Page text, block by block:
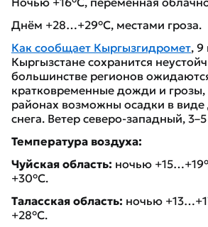
Днём +28…+29°C, местами гроза.
Как сообщает Кыргызгидромет, 9
Кыргызстане сохранится
большинстве регионов
кратковременные дожди и грозы,
районах возможны осадки в
снега. Ветер северо-западный,
Температура воздуха:
Чуйская область: ночью
+30°C.
Таласская область: ночью
+28°C.